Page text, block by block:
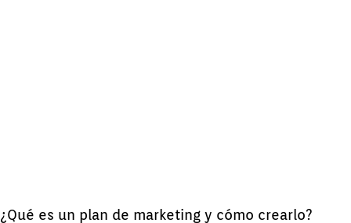
¿Qué es un plan de marketing y cómo crearlo?